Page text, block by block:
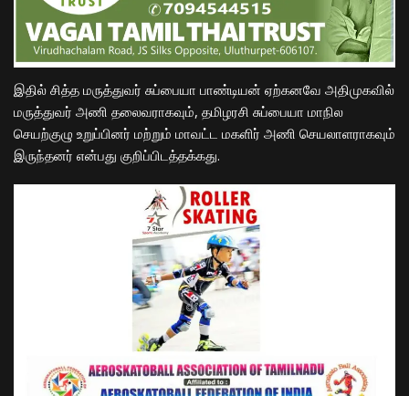
இதில் சித்த மருத்துவர் சுப்பையா பாண்டியன் ஏற்கனவே அதிமுகவில்
மருத்துவர் அணி தலைவராகவும், தமிழரசி சுப்பையா மாநில
செயற்குழு உறுப்பினர் மற்றும் மாவட்ட மகளிர் அணி செயலாளராகவும்
இருந்தனர் என்பது குறிப்பிடத்தக்கது.